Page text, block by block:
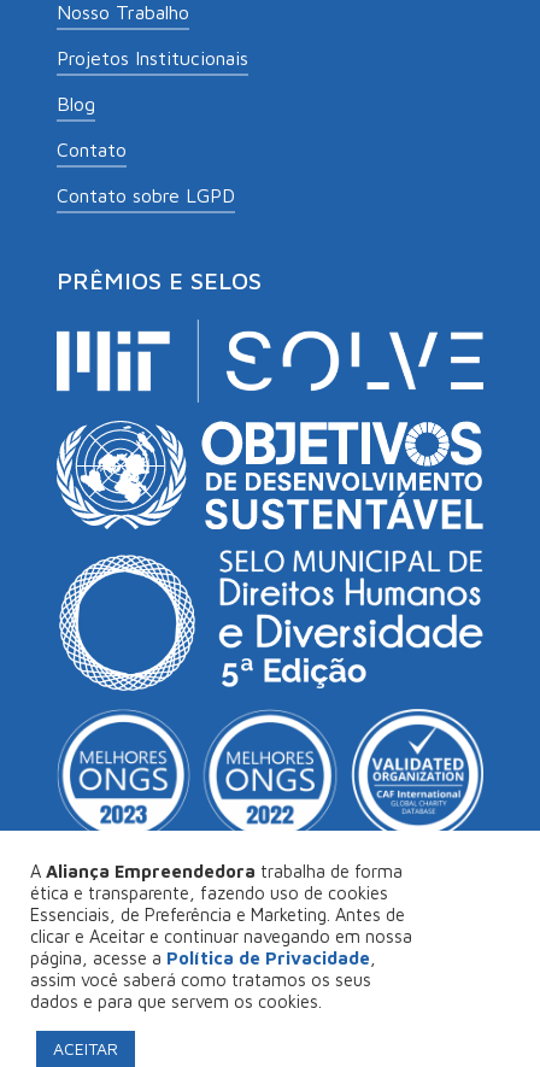
Nosso Trabalho
Projetos Institucionais
Blog
Contato
Contato sobre LGPD
PRÊMIOS E SELOS
© Copyright 2026Aliança Empreendedora
Desenvolvido porCollabs
Política de Privacidade
A Aliança Empreendedora trabalha de forma
ética e transparente, fazendo uso de cookies
Essenciais, de Preferência e Marketing. Antes de
clicar e Aceitar e continuar navegando em nossa
página, acesse a Política de Privacidade
assim você saberá como tratamos os seus
dados e para que servem os cookies.
ACEITAR